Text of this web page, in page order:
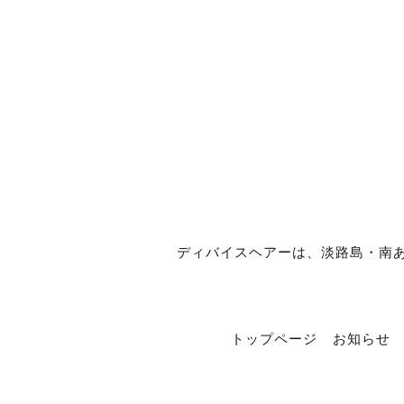
ディバイスヘアーは、淡路島・南
トップページ お知らせ